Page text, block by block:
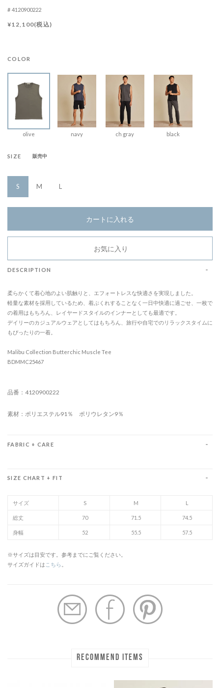
4120900222
¥12,100(税込)
COLOR
olive navy ch gray black
SIZE 販売中
S M L
カートに入れる
お気に入り
DESCRIPTION
柔らかくて着心地のよい肌触りと、エフォートレスな快適さを実現しました。
軽量な素材を採用しているため、着ぶくれすることなく一日中快適に過ごせ、一枚で
の着用はもちろん、レイヤードスタイルのインナーとしても最適です。
デイリーのカジュアルウェアとしてはもちろん、旅行や自宅でのリラックスタイムに
もぴったりの一着。
Malibu Collection Butterchic Muscle Tee
BDMMC25467
品番：4120900222
素材：ポリエステル91％ ポリウレタン9％
FABRIC + CARE
SIZE CHART + FIT
サイズ
総丈
身幅
S
70
52
M
71.5
55.5
L
74.5
57.5
※サイズは目安です。参考までにご覧ください。
サイズガイドは こちら
RECOMMEND ITEMS